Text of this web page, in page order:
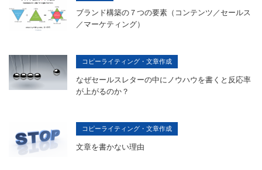
ブランド構築の７つの要素（コンテンツ／セールス
／マーケティング）
コピーライティング・文章作成
なぜセールスレターの中にノウハウを書くと反応率
が上がるのか？
コピーライティング・文章作成
文章を書かない理由